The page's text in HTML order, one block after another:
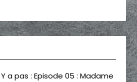
a pas : Episode 05 : Madame